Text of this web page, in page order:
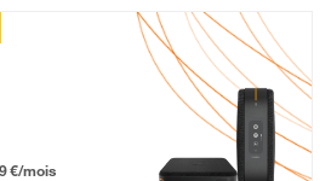
mois puis 57,99 € par mois, Engagement 12 mois
€/mois